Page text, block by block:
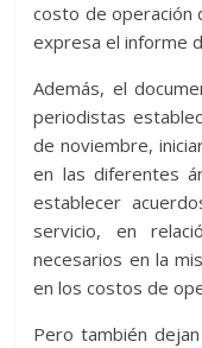
costo de operación
expresa el informe
Además, el
periodistas
de noviembre,
en las diferentes
establecer
servicio, en
necesarios en la
en los costos de
Pero también